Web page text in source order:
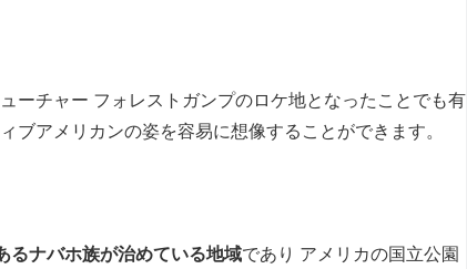
ーチャー フォレストガンプのロケ地となったことでも有
アメリカンの姿を容易に想像することができます。
るナバホ族が治めている地域であり アメリカの国立公園